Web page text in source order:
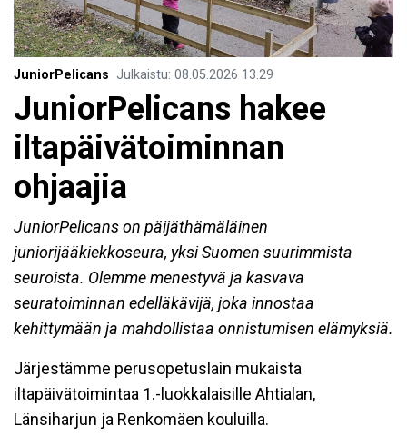
JuniorPelicans Julkaistu: 08.05.2026 13.29
JuniorPelicans hakee
iltapäivätoiminnan
ohjaajia
JuniorPelicans on päijäthämäläinen
juniorijääkiekkoseura, yksi Suomen suurimmista
seuroista. Olemme menestyvä ja kasvava
seuratoiminnan edelläkävijä, joka innostaa
kehittymään ja mahdollistaa onnistumisen elämyksiä.
Järjestämme perusopetuslain mukaista
iltapäivätoimintaa 1.-luokkalaisille Ahtialan,
Länsiharjun ja Renkomäen kouluilla.